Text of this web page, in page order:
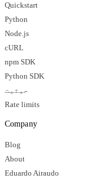
Quickstart
Python
Node.js
cURL
npm SDK
Python SDK
حیثیت
Rate limits
Company
Blog
About
Eduardo Airaudo